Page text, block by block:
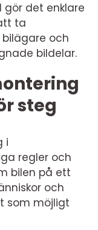
gör det enklare
ta
och
bildelar.
steg
i
regler och
bilen på ett
och
som möjligt